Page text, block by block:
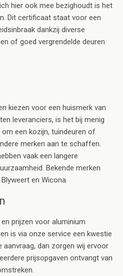
hier ook mee bezighoudt is het
Dit certificaat staat voor een
dankzij diverse
of goed vergrendelde deuren
kiezen voor een huismerk van
leveranciers, is het bij menig
een kozijn, tuindeuren of
merken aan te schaffen.
vaak een langere
Bekende merken
en Wicona.
prijzen voor aluminium
is via onze service een kwestie
aanvraag, dan zorgen wij ervoor
prijsopgaven ontvangt van